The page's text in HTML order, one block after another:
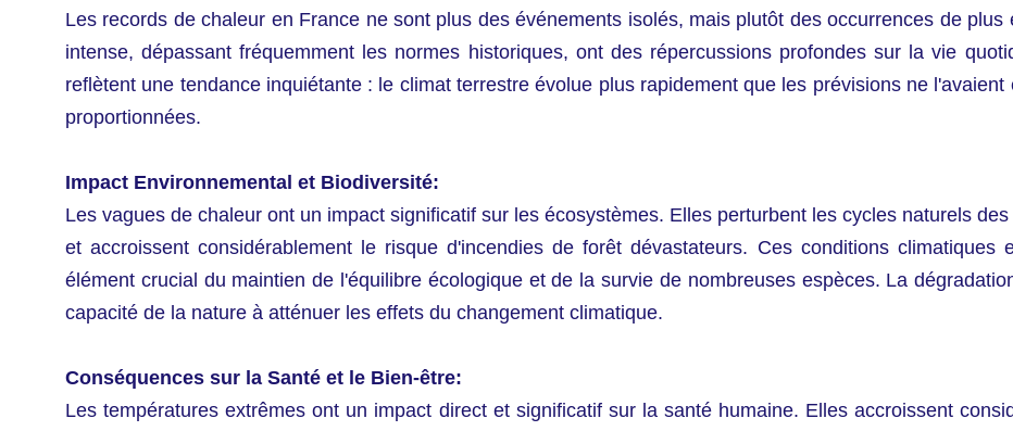
Les records de chaleur en France ne sont plus des événements isolés, mais plutôt des occurrences de
intense, dépassant fréquemment les normes historiques, ont des répercussions profondes sur la vie
reflètent une tendance inquiétante : le climat terrestre évolue plus rapidement que les prévisions ne
proportionnées.
Impact Environnemental et Biodiversité:
Les vagues de chaleur ont un impact significatif sur les écosystèmes. Elles perturbent les cycles naturels
et accroissent considérablement le risque d'incendies de forêt dévastateurs. Ces conditions climatiques
élément crucial du maintien de l'équilibre écologique et de la survie de nombreuses espèces. La
capacité de la nature à atténuer les effets du changement climatique.
Conséquences sur la Santé et le Bien-être:
Les températures extrêmes ont un impact direct et significatif sur la santé humaine. Elles accroissent